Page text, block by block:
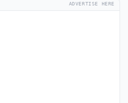
ADVERTISE HERE